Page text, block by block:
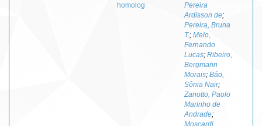
homolog
Pereira
Ardisson de;
Pereira, Bruna
T.; Melo,
Fernando
Lucas; Ribeiro,
Bergmann
Morais; Báo,
Sônia Nair;
Zanotto, Paolo
Marinho de
Andrade;
Moscardi,